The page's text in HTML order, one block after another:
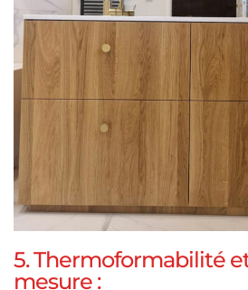
5. Thermoformabilité
mesure :